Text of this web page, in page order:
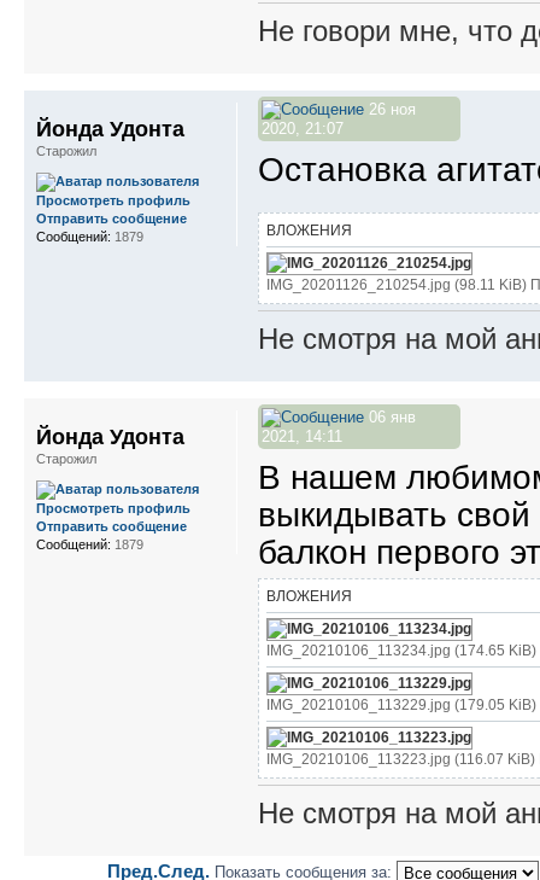
Не говори мне, что
26 ноя
2020, 21:07
Остановка
ВЛОЖЕНИЯ
IMG_20201126_210254.jpg (98.11 KiB)
Не смотря на мой
Йонда Удонта
Старожил
Просмотреть профиль
Отправить сообщение
Сообщений: 1879
06 янв
2021, 14:11
В нашем
выкидывать
балкон первого
ВЛОЖЕНИЯ
IMG_20210106_113234.jpg (174.65
IMG_20210106_113229.jpg (179.05
IMG_20210106_113223.jpg (116.07
Не смотря на мой
Йонда Удонта
Старожил
Просмотреть профиль
Отправить сообщение
Сообщений: 1879
Пред.След. Показать сообщения за: